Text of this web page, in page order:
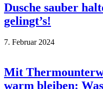
Dusche sauber
gelingt’s!
7. Februar 2024
Mit
warm bleiben: